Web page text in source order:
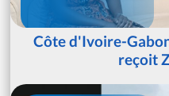
Côte d'Ivoire-
reçoit